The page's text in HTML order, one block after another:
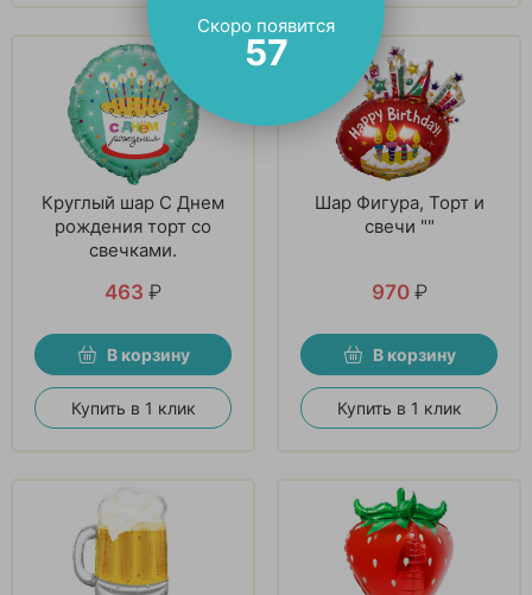
Круглый шар С Днем
рождения торт со
свечками.
463 ₽
В корзину
Купить в 1 клик
Шар Фигура, Торт и
свечи ""
970 ₽
В корзину
Купить в 1 клик
Скоро появится
56